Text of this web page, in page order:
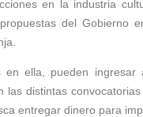
en la industria
del Gobierno
en ella, pueden ingresar
las distintas
entregar dinero para